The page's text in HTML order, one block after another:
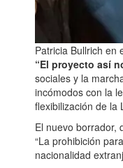
Patricia Bullrich en
“El proyecto así
sociales y la
incómodos con la
flexibilización de la
El nuevo borrador,
“La prohibición
nacionalidad